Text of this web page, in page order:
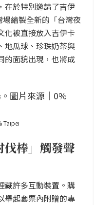
在於特別邀請了吉伊
繪製全新的「台灣夜
化被直接放入吉伊卡
地瓜球、珍珠奶茶與
的面貌出現，也將成
Taipei
伐棒」觸發聲
藏許多互動裝置。購
舉起套票內附贈的專